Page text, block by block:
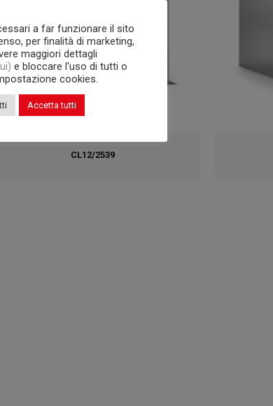
CL12/2539
a far funzionare il sito
per finalità di marketing,
maggiori dettagli
e bloccare l'uso di tutti o
cookies.
Accetta tutti